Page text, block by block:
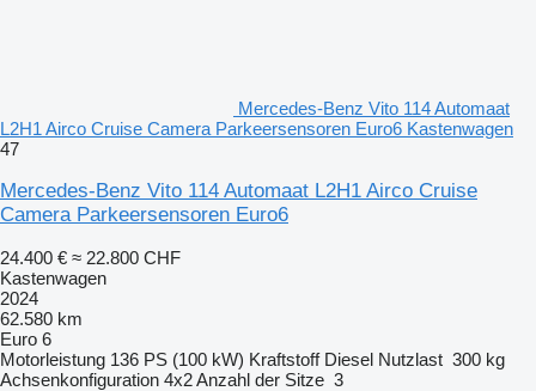
Mercedes-Benz Vito 114 Automaat
L2H1 Airco Cruise Camera Parkeersensoren Euro6 Kastenwagen
47
Mercedes-Benz Vito 114 Automaat L2H1 Airco Cruise
Camera Parkeersensoren Euro6
24.400 € ≈ 22.800 CHF
Kastenwagen
2024
62.580 km
Euro 6
Motorleistung 136 PS (100 kW) Kraftstoff Diesel Nutzlast 300 kg
Achsenkonfiguration 4x2Anzahl der Sitze 3